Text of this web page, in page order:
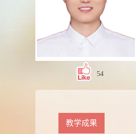
54
教学成果